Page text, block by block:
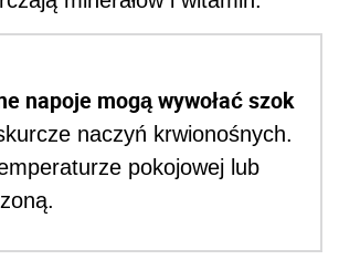
napoje mogą wywołać szok
naczyń krwionośnych.
pokojowej lub